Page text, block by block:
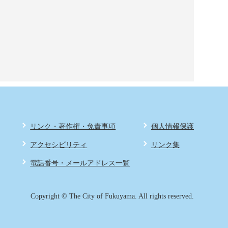
リンク・著作権・免責事項 個人情報保護
アクセシビリティ リンク集
電話番号・メールアドレス一覧
Copyright © The City of Fukuyama. All rights reserved.